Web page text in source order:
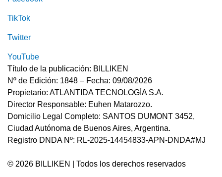
TikTok
Twitter
YouTube
Título de la publicación: BILLIKEN
Nº de Edición: 1848 – Fecha: 09/08/2026
Propietario: ATLANTIDA TECNOLOGÍA S.A.
Director Responsable: Euhen Matarozzo.
Domicilio Legal Completo: SANTOS DUMONT 3452,
Ciudad Autónoma de Buenos Aires, Argentina.
Registro DNDA Nº: RL-2025-14454833-APN-DNDA#MJ
© 2026 BILLIKEN | Todos los derechos reservados